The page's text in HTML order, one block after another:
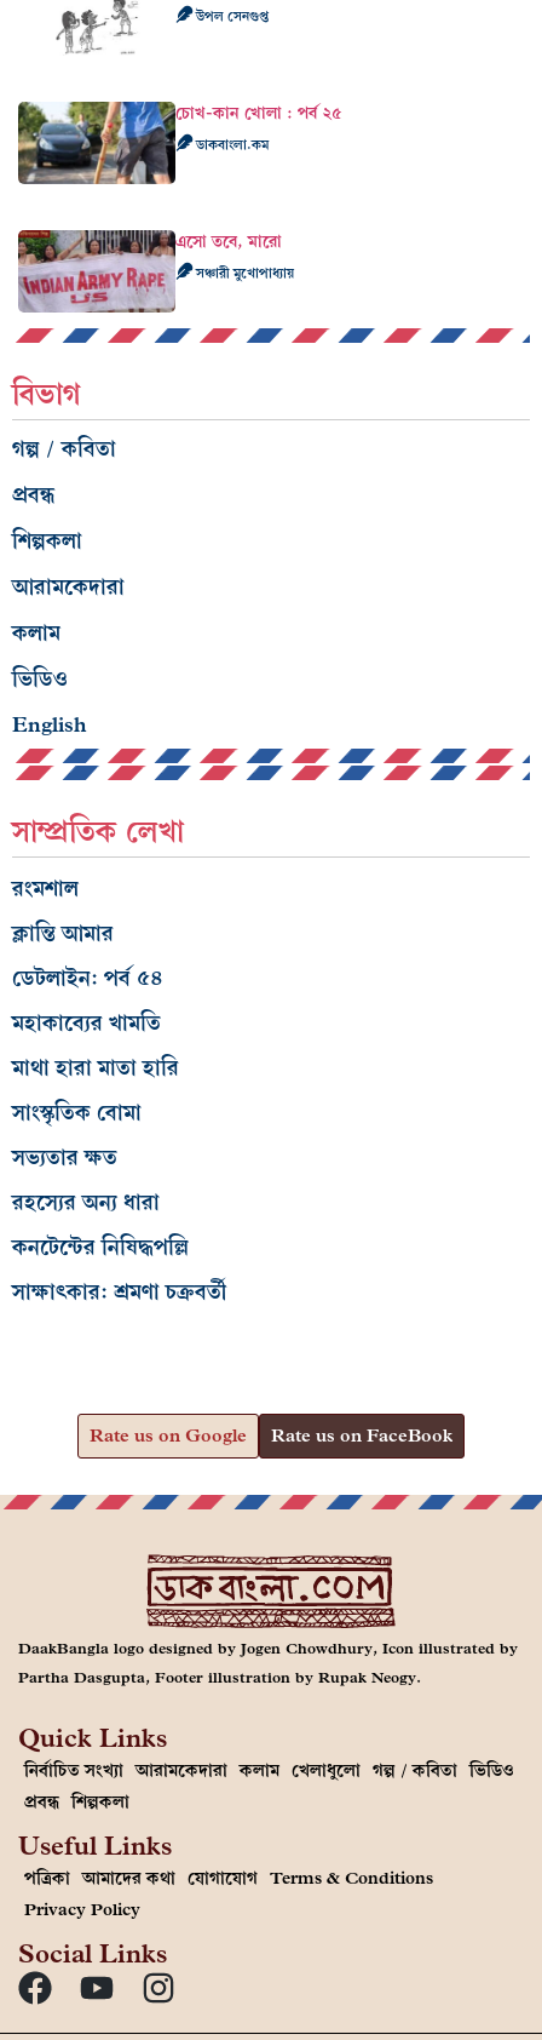
উপল সেনগুপ্ত
চোখ-কান খোলা : পর্ব ২৫
ডাকবাংলা.কম
এসো তবে, মারো
সঞ্চারী মুখোপাধ্যায়
বিভাগ
গল্প / কবিতা
প্রবন্ধ
শিল্পকলা
আরামকেদারা
কলাম
ভিডিও
English
সাম্প্রতিক লেখা
রংমশাল
ক্লান্তি আমার
ডেটলাইন: পর্ব ৫৪
মহাকাব্যের খামতি
মাথা হারা মাতা হারি
সাংস্কৃতিক বোমা
সভ্যতার ক্ষত
রহস্যের অন্য ধারা
কনটেন্টের নিষিদ্ধপল্লি
সাক্ষাৎকার: শ্রমণা চক্রবর্তী
Rate us on Google Rate us on FaceBook
DaakBangla logo designed by Jogen Chowdhury, Icon illustrated by
Partha Dasgupta, Footer illustration by Rupak Neogy.
Quick Links
নির্বাচিত সংখ্যা আরামকেদারা কলাম খেলাধুলো গল্প / কবিতা ভিডিও
প্রবন্ধ শিল্পকলা
Useful Links
পত্রিকা আমাদের কথা যোগাযোগ Terms & Conditions
Privacy Policy
Social Links